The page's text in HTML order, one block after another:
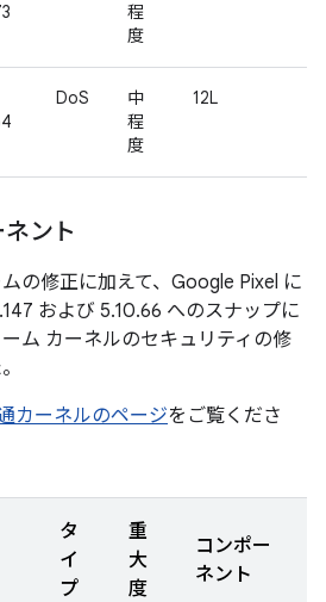
程
度
DoS
中
程
度
12L
ント
の修正に加えて、Google Pixel に
および 5.10.66 へのスナップに
ム カーネルのセキュリティの修
カーネルのページをご覧くださ
タ
イ
プ
重
大
度
コンポー
ネント